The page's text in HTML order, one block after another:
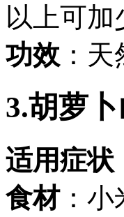
以上可
功效 ：
3.胡萝
适用症状
食材：小